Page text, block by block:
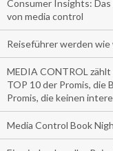
Consumer Insights:
von media control
Reiseführer werden
MEDIA CONTROL
TOP 10 der Promis, die
Promis, die keinen
Media Control Book